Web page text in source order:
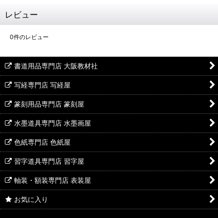
レビュー
0件のレビュー
書道用品専門店 大阪教材社
写経専門店 写経屋
篆刻用品専門店 篆刻屋
水墨道具専門店 水墨画屋
色紙専門店 色紙屋
習字道具専門店 習字屋
軸装・額装専門店 表装屋
お気に入り